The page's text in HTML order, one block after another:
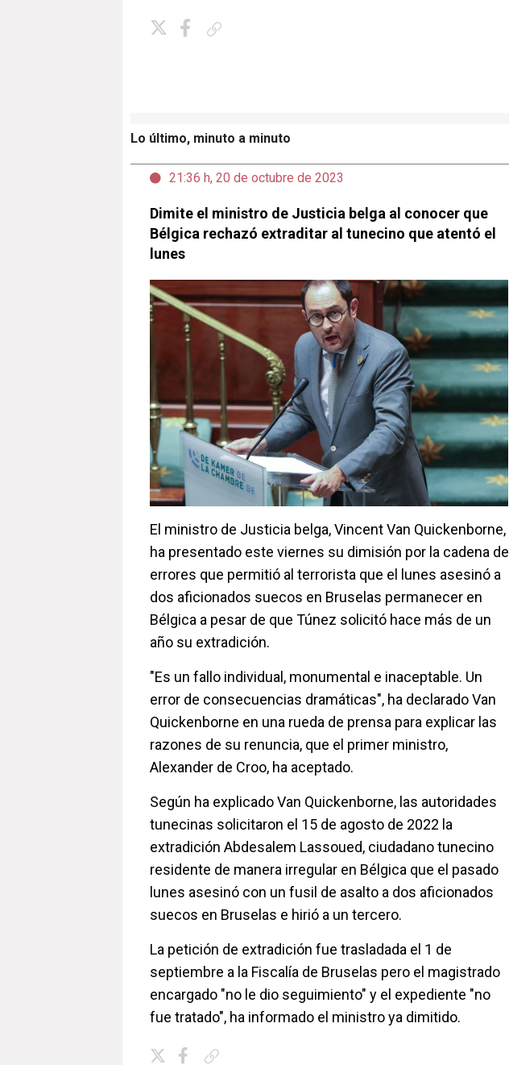
Lo último, minuto a minuto
21:36 h, 20 de octubre de 2023
Dimite el ministro de Justicia belga al conocer que
Bélgica rechazó extraditar al tunecino que atentó el
lunes
El ministro de Justicia belga, Vincent Van Quickenborne,
ha presentado este viernes su dimisión por la cadena de
errores que permitió al terrorista que el lunes asesinó a
dos aficionados suecos en Bruselas permanecer en
Bélgica a pesar de que Túnez solicitó hace más de un
año su extradición.
"Es un fallo individual, monumental e inaceptable. Un
error de consecuencias dramáticas", ha declarado Van
Quickenborne en una rueda de prensa para explicar las
razones de su renuncia, que el primer ministro,
Alexander de Croo, ha aceptado.
Según ha explicado Van Quickenborne, las autoridades
tunecinas solicitaron el 15 de agosto de 2022 la
extradición Abdesalem Lassoued, ciudadano tunecino
residente de manera irregular en Bélgica que el pasado
lunes asesinó con un fusil de asalto a dos aficionados
suecos en Bruselas e hirió a un tercero.
La petición de extradición fue trasladada el 1 de
septiembre a la Fiscalía de Bruselas pero el magistrado
encargado "no le dio seguimiento" y el expediente "no
fue tratado", ha informado el ministro ya dimitido.